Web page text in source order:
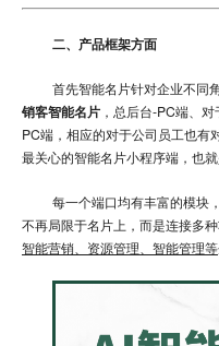
二、产品框架方面
首先智能名片针对企业不同
销客智能名片 ，总后台-PC端、
PC端，相应的对于公司员工也有
最关心的智能名片小程序端，也
每一个端口均有丰富的模块
不再局限于名片上，而是连接多
智能营销、资源管理、智能管理等